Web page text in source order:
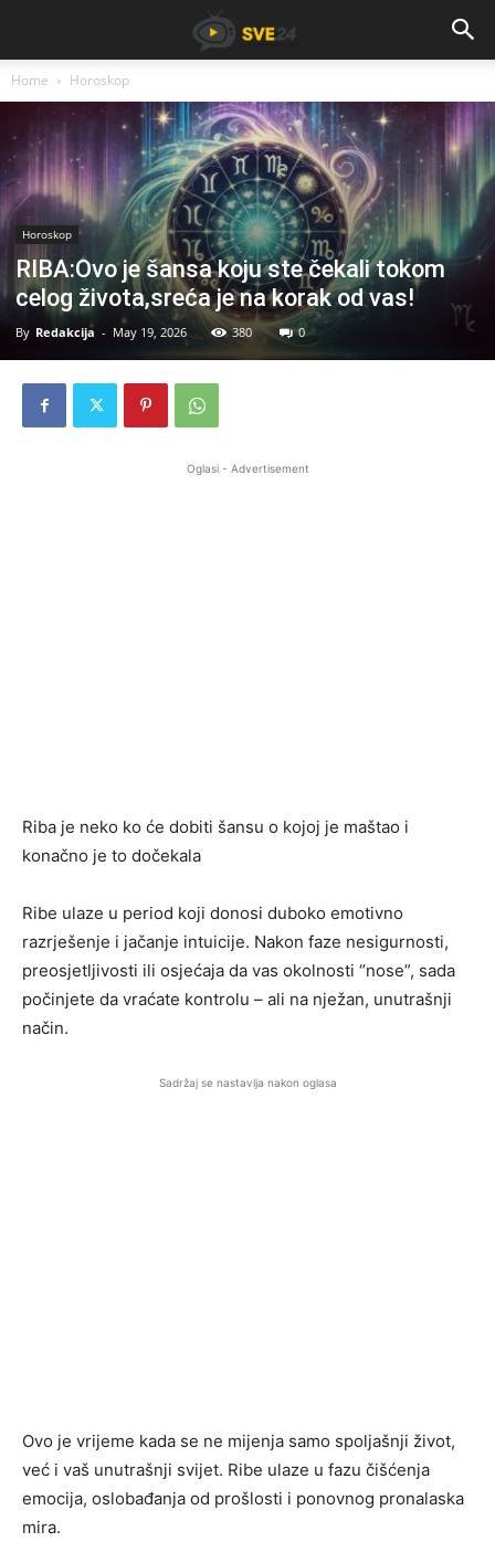
Home Horoskop
Horoskop
RIBA:Ovo je šansa koju ste čekali tokom
celog života,sreća je na korak od vas!
By Redakcija - May 19, 2026 380 0
Oglasi - Advertisement
Riba je neko ko će dobiti šansu o kojoj je maštao i
konačno je to dočekala
Ribe ulaze u period koji donosi duboko emotivno
razrješenje i jačanje intuicije. Nakon faze nesigurnosti,
preosjetljivosti ili osjećaja da vas okolnosti “nose”, sada
počinjete da vraćate kontrolu – ali na nježan, unutrašnji
način.
Sadržaj se nastavlja nakon oglasa
Ovo je vrijeme kada se ne mijenja samo spoljašnji život,
već i vaš unutrašnji svijet. Ribe ulaze u fazu čišćenja
emocija, oslobađanja od prošlosti i ponovnog pronalaska
mira.